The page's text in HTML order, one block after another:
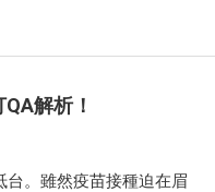
解析！
。雖然疫苗接種迫在眉